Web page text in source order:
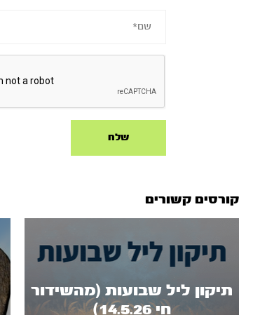
קורסים קשורים
תיקון ליל שבועות (מהשידור
חי 14.5.26)